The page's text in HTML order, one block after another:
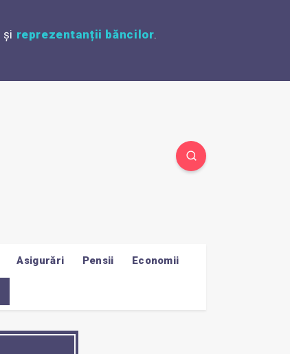
și reprezentanții băncilor.
Asigurări Pensii Economii